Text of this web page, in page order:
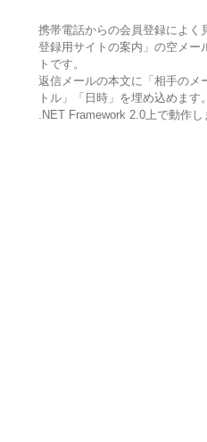
携帯電話からの会員登録によ
登録用サイトの案内」の空メー
トです。
返信メールの本文に「相手のメ
トル」「日時」を埋め込めます。
.NET Framework 2.0上で動作し